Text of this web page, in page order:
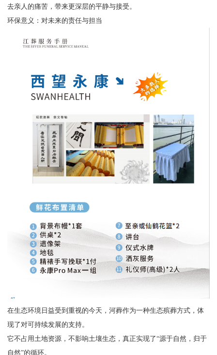
去亲人的痛苦，带来更深层的平静与接受。
环保意义：对未来的责任与担当
在生态环境日益受到重视的今天，河葬作为一种生态殡葬方式，体
现了对可持续发展的支持。
它不占用土地资源，不影响土壤生态，真正实现了“源于自然，归于
自然”的循环。